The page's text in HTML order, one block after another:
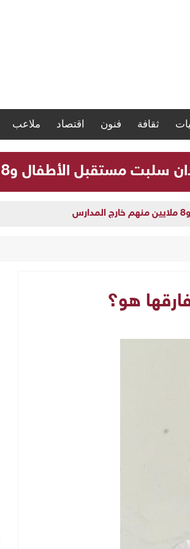
ثقافة فنون اقتصاد ملاعب
الأطفال و8 ملايين منهم خارج المدارس
بأم درمان وتعلن يوماً آخر بالبحر الأحمر
هو؟